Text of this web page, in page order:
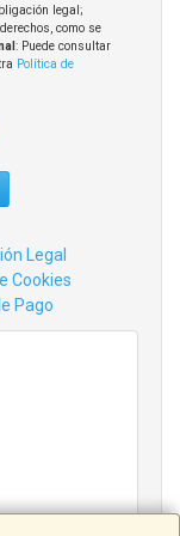
legal;
como se
: Puede consultar
Política de
Legal
Cookies
Pago